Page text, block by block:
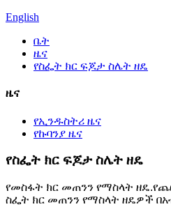
English
ቤት
ዜና
የስፌት ክር ፍጆታ ስሌት ዘዴ
ዜና
የኢንዱስትሪ ዜና
የኩባንያ ዜና
የስፌት ክር ፍጆታ ስሌት ዘዴ
የመስፋት ክር መጠንን የማስላት
ስፌት ክር መጠንን የማስላት ዘዴዎች